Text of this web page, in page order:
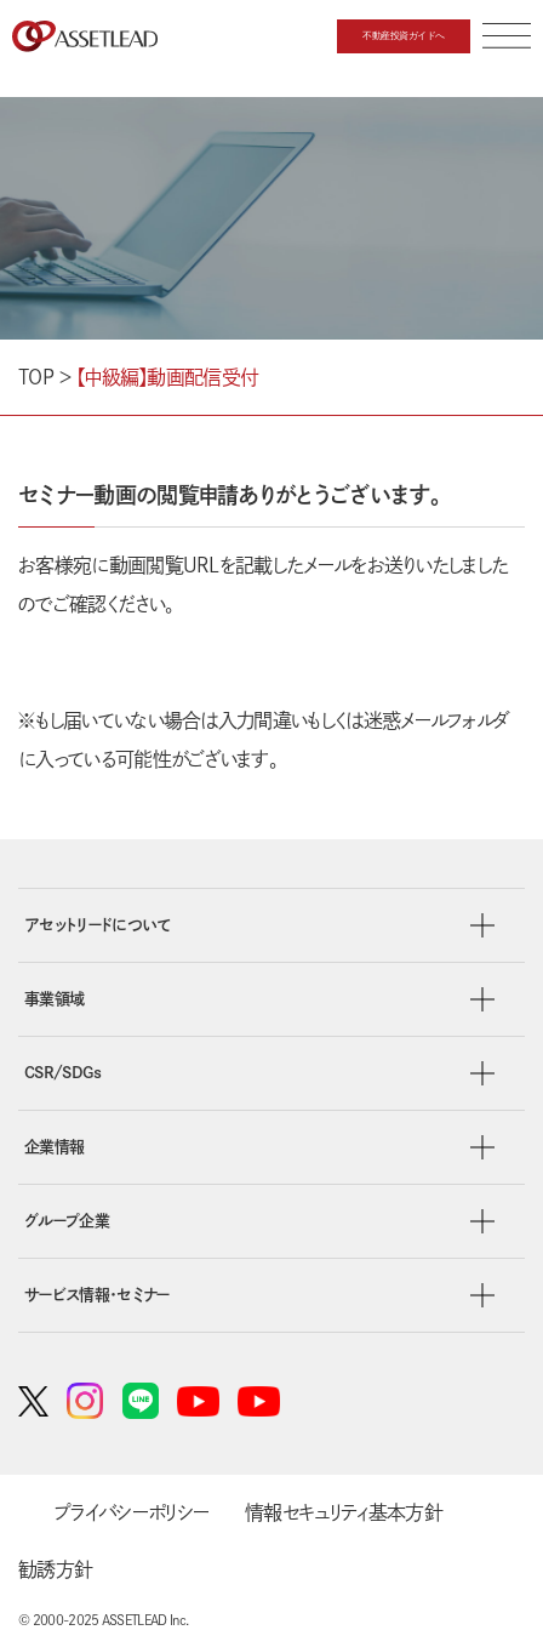
不動産投資ガイドへ
TOP＞ 【中級編】動画配信受付
セミナー動画の閲覧申請ありがとうございます。
お客様宛に動画閲覧URLを記載したメールをお送りいたしました
のでご確認ください。
※もし届いていない場合は入力間違いもしくは迷惑メールフォルダ
に入っている可能性がございます。
アセットリードについて
事業領域
CSR/SDGs
企業情報
グループ企業
サービス情報・セミナー
プライバシーポリシー 情報セキュリティ基本方針
勧誘方針
© 2000-2025 ASSETLEAD Inc.